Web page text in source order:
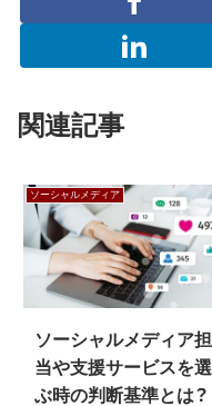
関連記事
ソーシャルメディア
ソーシャルメディア担
当や支援サービスを選
ぶ時の判断基準とは？